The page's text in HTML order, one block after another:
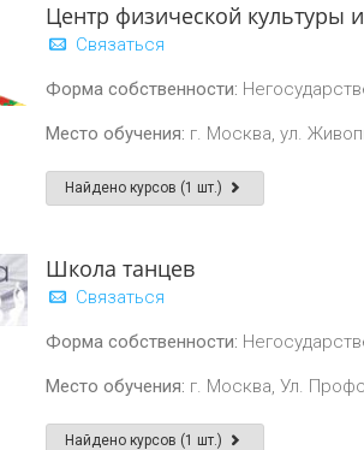
Центр физической культуры
Связаться
Форма собственности:
Место обучения: г. Москва, ул.
Найдено курсов (1 шт.)
Школа танцев
Связаться
Форма собственности:
Место обучения: г. Москва, Ул.
Найдено курсов (1 шт.)